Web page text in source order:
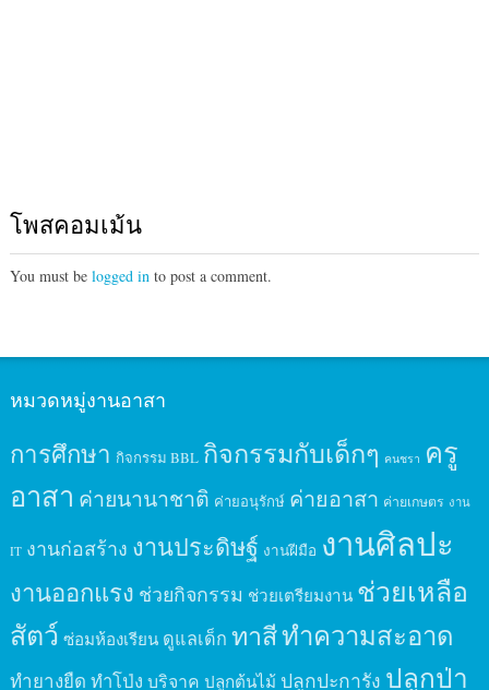
โพสคอมเม้น
You must be logged into post a comment.
หมวดหมู่งานอาสา
การศึกษา กิจกรรม BBL กิจกรรมกับเด็กๆ คนชรา ครู
อาสา ค่ายนานาชาติ ค่ายอนุรักษ์ ค่ายอาสา ค่ายเกษตร งาน
IT งานก่อสร้าง งานประดิษฐ์ งานฝีมือ งานศิลปะ
งานออกแรง ช่วยกิจกรรม ช่วยเตรียมงาน ช่วยเหลือ
สัตว์ ซ่อมห้องเรียน ดูแลเด็ก ทาสีทำความสะอาด
ทำยางยืด ทำโป่ง บริจาค ปลูกต้นไม้ ปลูกปะการัง ปลูกป่า